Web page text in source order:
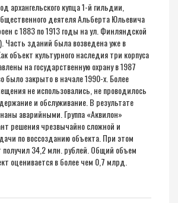
архангельского купца 1-й гильдии,
деятеля Альберта Юльевича
с 1883 по 1913 годы на ул. Финляндской
Часть зданий была возведена уже в
объект культурного наследия три корпуса
на государственную охрану в 1987
было закрыто в начале 1990-х. Более
не использовались, не проводилось
и обслуживание. В результате
аварийными. Группа «Аквилон»
решения чрезвычайно сложной и
по воссозданию объекта. При этом
получил 34,2 млн. рублей. Общий объем
оценивается в более чем 0,7 млрд.